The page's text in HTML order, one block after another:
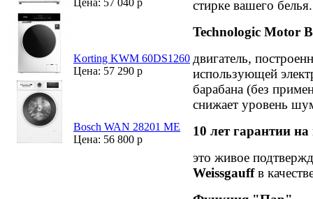
Цена: 57 040 р
Korting KWM 60DS1260
Цена: 57 290 р
Bosch WAN 28201 ME
Цена: 56 800 р
стирке вашего белья.
Technologic Motor
двигатель,
использующей
барабана (без
снижает уровень
10 лет гарантии
это живое
Weissgauffв